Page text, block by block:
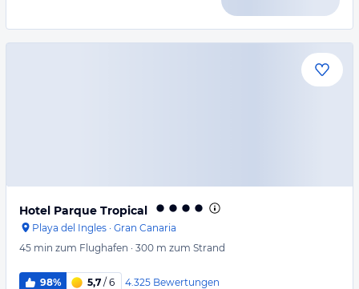
Hotel Parque Tropical
Playa del Ingles · Gran Canaria
45 min zum Flughafen · 300 m zum Strand
98% 5,7 / 6 4.325 Bewertungen